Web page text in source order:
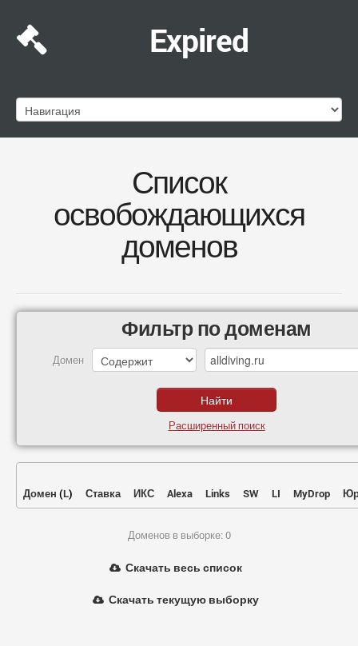
Expired
Список
освобождающихся
доменов
Фильтр по доменам
Домен
Расширенный поиск
Домен (L) Ставка ИКС Alexa Links SW LI MyDrop
Доменов в выборке: 0
Скачать весь список
Скачать текущую выборку